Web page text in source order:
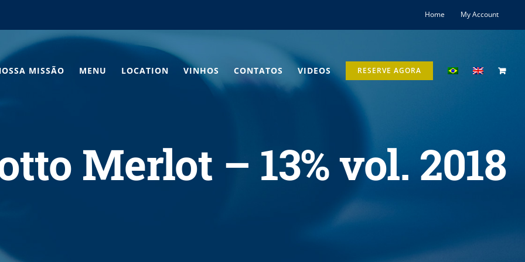
Home My Account
MISSÃO MENU LOCATION VINHOS CONTATOS VIDEOS RESERVE AGORA
Merlot – 13% vol. 2018